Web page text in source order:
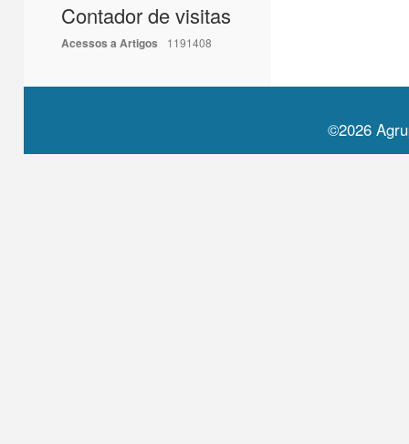
Contador de visitas
Acessos a Artigos 1191408
©2026